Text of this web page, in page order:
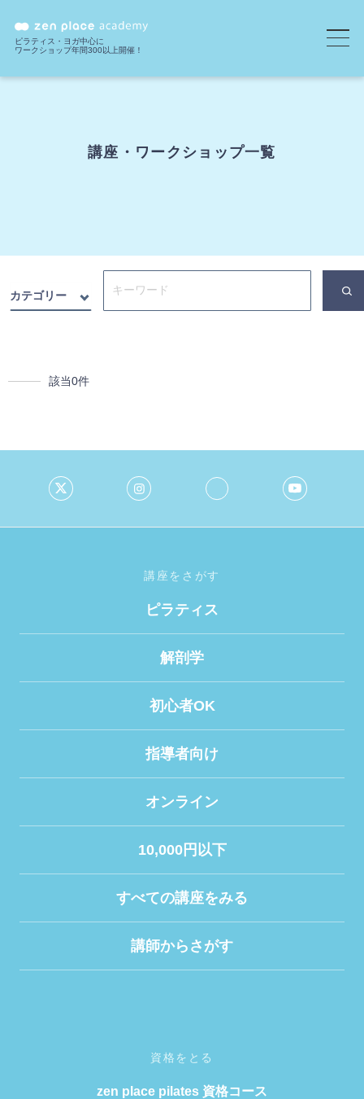
ピラティス・ヨガ中心に
ワークショップ年間300以上開催！
講座・ワークショップ一覧
カテゴリー
該当0件
講座をさがす
ピラティス
解剖学
初心者OK
指導者向け
オンライン
10,000円以下
すべての講座をみる
講師からさがす
資格をとる
zen place pilates 資格コース